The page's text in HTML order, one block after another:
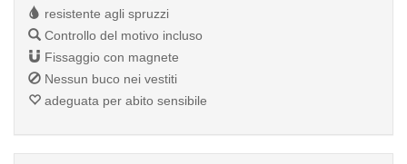
resistente agli spruzzi
Controllo del motivo incluso
Fissaggio con magnete
Nessun buco nei vestiti
adeguata per abito sensibile